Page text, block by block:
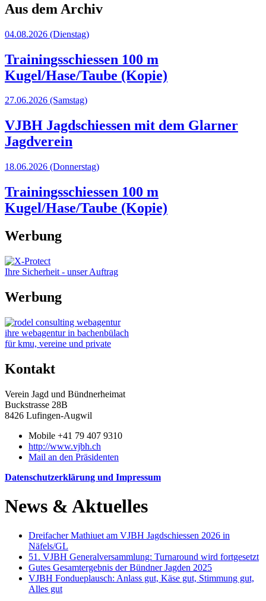
Aus dem Archiv
04.08.2026 (Dienstag)
Trainingsschiessen 100 m
Kugel/Hase/Taube (Kopie)
27.06.2026 (Samstag)
VJBH Jagdschiessen mit dem Glarner
Jagdverein
18.06.2026 (Donnerstag)
Trainingsschiessen 100 m
Kugel/Hase/Taube (Kopie)
Werbung
Ihre Sicherheit - unser Auftrag
Werbung
ihre webagentur in bachenbülach
für kmu, vereine und private
Kontakt
Verein Jagd und Bündnerheimat
Buckstrasse 28B
8426 Lufingen-Augwil
Mobile +41 79 407 9310
http://www.vjbh.ch
Mail an den Präsidenten
Datenschutzerklärung und Impressum
News & Aktuelles
Dreifacher Mathiuet am VJBH Jagdschiessen 2026 in
Näfels/GL
51. VJBH Generalversammlung: Turnaround wird fortgesetzt
Gutes Gesamtergebnis der Bündner Jagden 2025
VJBH Fondueplausch: Anlass gut, Käse gut, Stimmung gut,
Alles gut